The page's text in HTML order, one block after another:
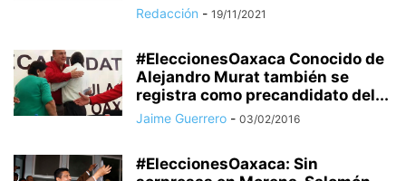
Redacción - 19/11/2021
#EleccionesOaxaca Conocido de
Alejandro Murat también se
registra como precandidato del...
Jaime Guerrero - 03/02/2016
#EleccionesOaxaca: Sin